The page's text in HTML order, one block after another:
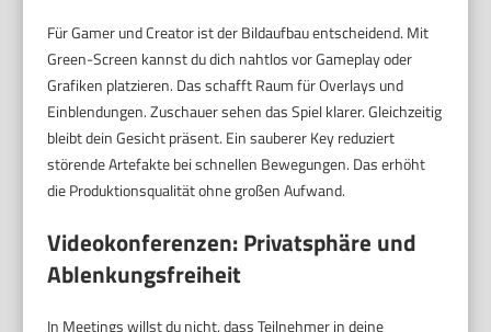
Für Gamer und Creator ist der Bildaufbau entscheidend. Mit
Green-Screen kannst du dich nahtlos vor Gameplay oder
Grafiken platzieren. Das schafft Raum für Overlays und
Einblendungen. Zuschauer sehen das Spiel klarer. Gleichzeitig
bleibt dein Gesicht präsent. Ein sauberer Key reduziert
störende Artefakte bei schnellen Bewegungen. Das erhöht
die Produktionsqualität ohne großen Aufwand.
Videokonferenzen: Privatsphäre und
Ablenkungsfreiheit
In Meetings willst du nicht, dass Teilnehmer in deine